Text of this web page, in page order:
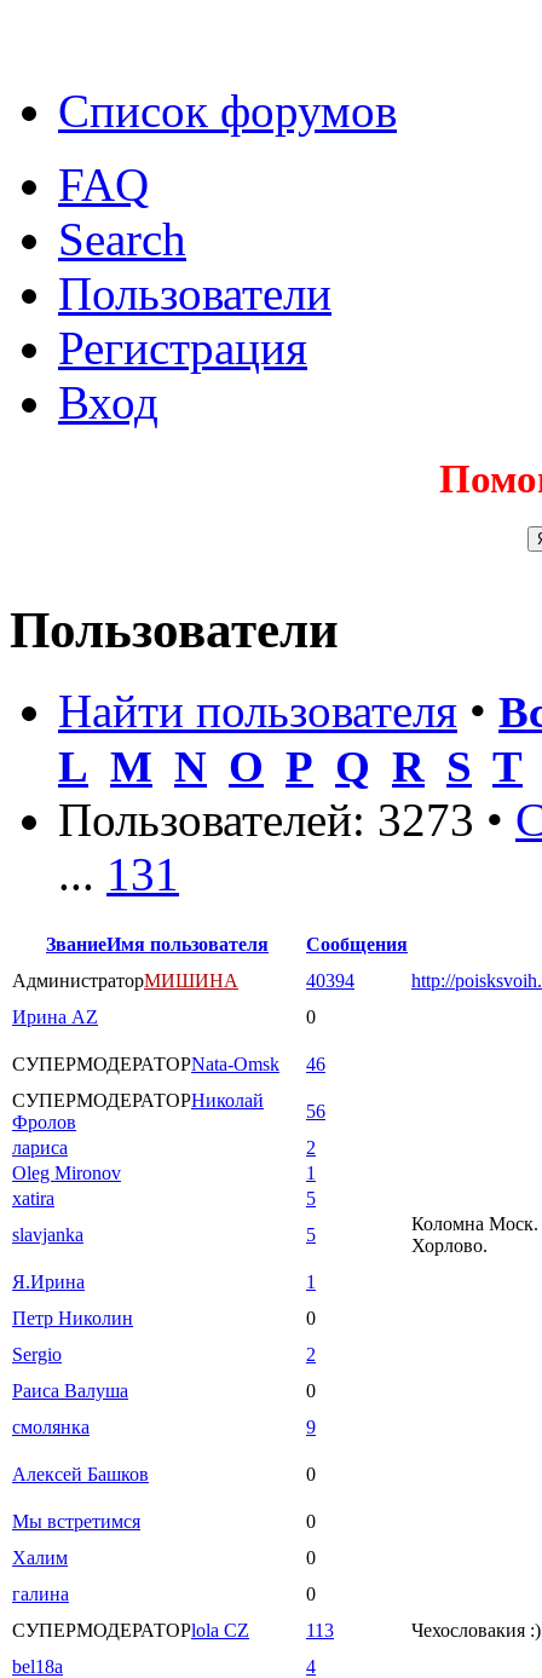
Список форумов
FAQ
Search
Пользователи
Регистрация
Вход
Пользователи
Найти пользователя •
L M N O P Q R S T
Пользователей: 3273 •
... 131
ЗваниеИмя пользователя
Сообщения
АдминистраторМИШИНА 40394
http://
Ирина AZ
0
СУПЕРМОДЕРАТОРNata-Omsk
46
СУПЕРМОДЕРАТОРНиколай
Фролов
56
лариса
2
Oleg Mironov
1
xatira
5
slavjanka
5
Коломна Моск.
Хорлово.
Я.Ирина
1
Петр Николин
0
Sergio
2
Раиса Валуша
0
смолянка
9
Алексей Башков 0
Мы встретимся
0
Халим
0
галина
0
СУПЕРМОДЕРАТОРlola CZ 113
Чехословакия :)
bel18a
4